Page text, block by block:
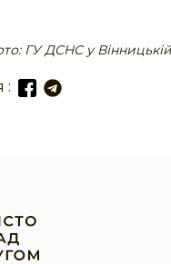
ГУ ДСНС у Вінницькій
: